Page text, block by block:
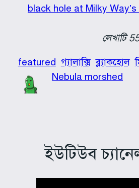
black hole at Milky
লেখাটি
featured গ্যালাক্সি ব্ল্যাকহোল
Nebula morshed
ইউটিউব